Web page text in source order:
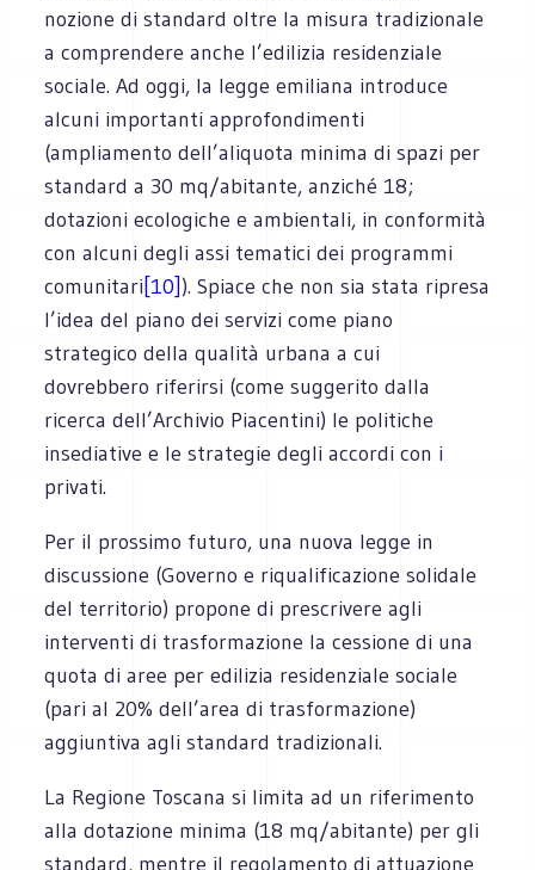
nozione di standard oltre la misura tradizionale
a comprendere anche l’edilizia residenziale
sociale. Ad oggi, la legge emiliana introduce
alcuni importanti approfondimenti
(ampliamento dell’aliquota minima di spazi per
standard a 30 mq/abitante, anziché 18;
dotazioni ecologiche e ambientali, in conformità
con alcuni degli assi tematici dei programmi
comunitari[10]). Spiace che non sia stata ripresa
l’idea del piano dei servizi come piano
strategico della qualità urbana a cui
dovrebbero riferirsi (come suggerito dalla
ricerca dell’Archivio Piacentini) le politiche
insediative e le strategie degli accordi con i
privati.
Per il prossimo futuro, una nuova legge in
discussione (Governo e riqualificazione solidale
del territorio) propone di prescrivere agli
interventi di trasformazione la cessione di una
quota di aree per edilizia residenziale sociale
(pari al 20% dell’area di trasformazione)
aggiuntiva agli standard tradizionali.
La Regione Toscana si limita ad un riferimento
alla dotazione minima (18 mq/abitante) per gli
standard, mentre il regolamento di attuazione